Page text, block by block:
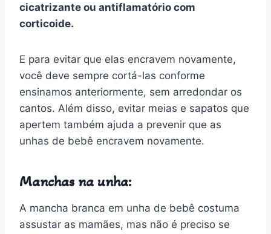
cicatrizante ou antiflamatório com
corticoide.
E para evitar que elas encravem novamente,
você deve sempre cortá-las conforme
ensinamos anteriormente, sem arredondar os
cantos. Além disso, evitar meias e sapatos que
apertem também ajuda a prevenir que as
unhas de bebê encravem novamente.
Manchas na unha:
A mancha branca em unha de bebê costuma
assustar as mamães, mas não é preciso se